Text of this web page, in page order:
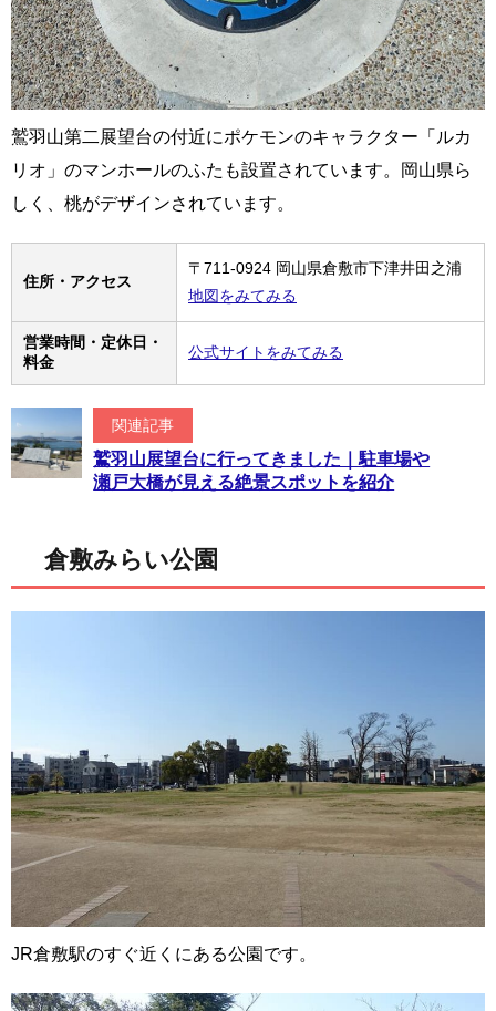
鷲羽山第二展望台の付近にポケモンのキャラクター「ルカ
リオ」のマンホールのふたも設置されています。岡山県ら
しく、桃がデザインされています。
住所・アクセス
〒711-0924 岡山県倉敷市下津井田之浦
地図をみてみる
営業時間・定休日・
料金
公式サイトをみてみる
関連記事
鷲羽山展望台に行ってきました｜駐車場や
瀬戸大橋が見える絶景スポットを紹介
倉敷みらい公園
JR倉敷駅のすぐ近くにある公園です。